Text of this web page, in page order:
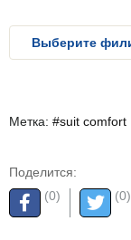
Метка: #suit comfort
Поделится:
(0)
(0)